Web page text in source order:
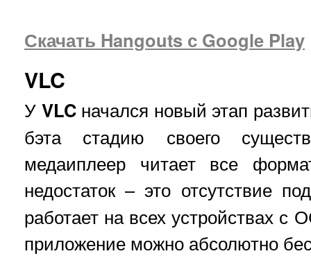
Скачать Hangouts с Google Play
VLC
У VLCначался новый этап
бэта стадию своего
медаиплеер читает все
недостаток – это отсутствие
работает на всех устройствах с
приложение можно абсолютно